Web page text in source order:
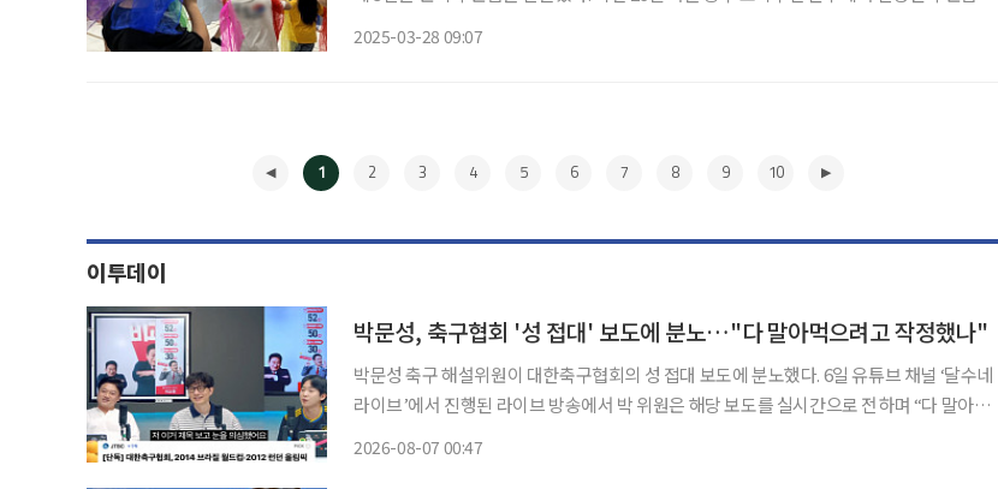
2025-03-28 09:07
1 2 3 4 5 6 7 8 9 10
이투데이
박문성, 축구협회 '성 접대' 보도에 분노…"다 말아먹으려고 작정했나"
박문성 축구 해설위원이 대한축구협회의 성 접대 보도에 분노했다. 6일 유튜브 채널 ‘달수네
라이브’에서 진행된 라이브 방송에서 박 위원은 해당 보도를 실시간으로 전하며 “다 말아먹으
2026-08-07 00:47